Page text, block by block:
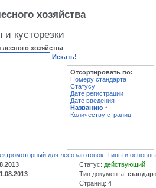
хозяйства
кусторезки
хозяйства
Искать!
Отсортировать по:
Номеру стандарта
Статусу
Дате регистрации
Дате введения
Названию ↑
Количеству страниц
для лесозаготовок. Типы и
Статус: действующий
Тип документа: стандарт
Страниц: 4